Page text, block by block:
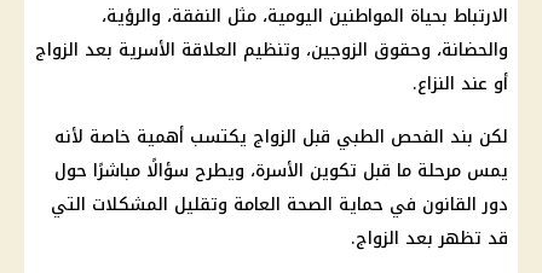
الارتباط بحياة المواطنين اليومية، مثل النفقة، والرؤية،
والحضانة، وحقوق الزوجين، وتنظيم العلاقة الأسرية بعد الزواج
أو عند النزاع.
لكن بند الفحص الطبي قبل الزواج يكتسب أهمية خاصة لأنه
يمس مرحلة ما قبل تكوين الأسرة، ويطرح سؤالًا مباشرًا حول
دور القانون في حماية الصحة العامة وتقليل المشكلات التي
قد تظهر بعد الزواج.